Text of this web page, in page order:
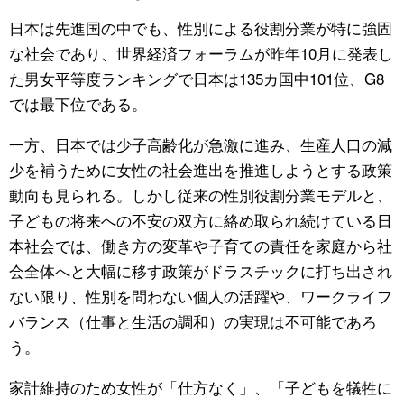
日本は先進国の中でも、性別による役割分業が特に強固
な社会であり、世界経済フォーラムが昨年10月に発表し
た男女平等度ランキングで日本は135カ国中101位、G8
では最下位である。
一方、日本では少子高齢化が急激に進み、生産人口の減
少を補うために女性の社会進出を推進しようとする政策
動向も見られる。しかし従来の性別役割分業モデルと、
子どもの将来への不安の双方に絡め取られ続けている日
本社会では、働き方の変革や子育ての責任を家庭から社
会全体へと大幅に移す政策がドラスチックに打ち出され
ない限り、性別を問わない個人の活躍や、ワークライフ
バランス（仕事と生活の調和）の実現は不可能であろ
う。
家計維持のため女性が「仕方なく」、「子どもを犠牲に